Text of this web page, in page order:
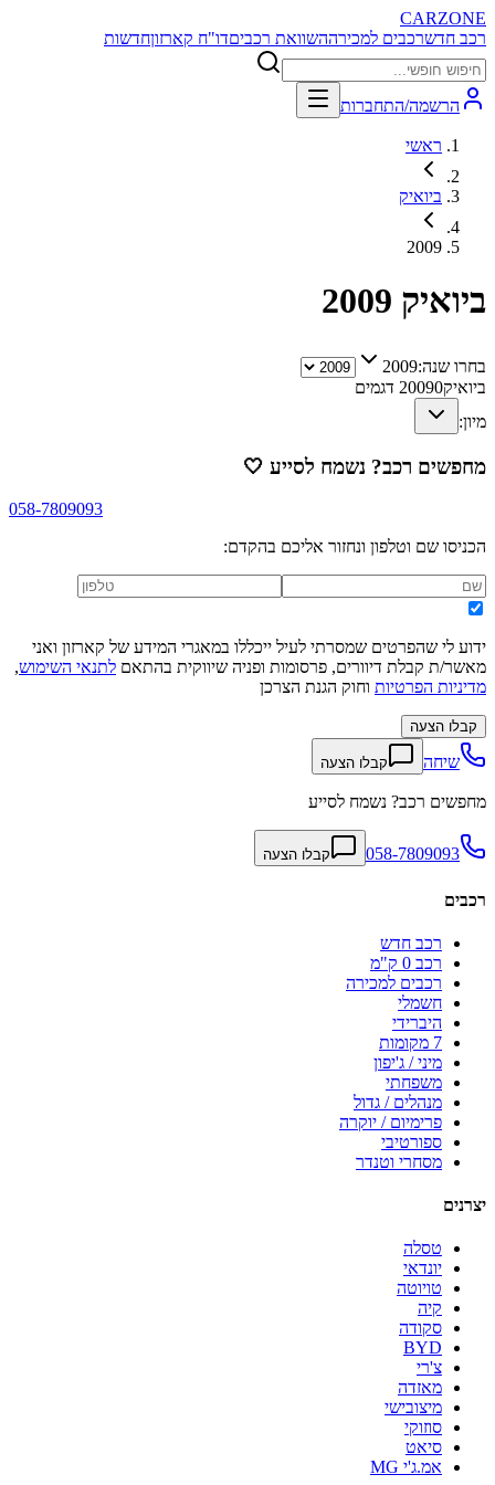
CARZONE
רכב חדשרכבים למכירההשוואת רכביםדו"ח קארזוןחדשות
הרשמה/התחברות
ראשי
ביואיק
2009
ביואיק 2009
בחרו שנה:2009
ביואיק 20090
דגמים
מיון:
מחפשים רכב? נשמח לסייע 🤍
058-7809093
הכניסו שם וטלפון ונחזור אליכם בהקדם:
ידוע לי שהפרטים שמסרתי לעיל ייכללו במאגרי המידע של קארזון ואני
מאשר/ת קבלת דיוורים, פרסומות ופניה שיווקית בהתאם לתנאי השימוש,
מדיניות הפרטיות וחוק הגנת הצרכן
קבלו הצעה
שיחה קבלו הצעה
מחפשים רכב? נשמח לסייע
058-7809093 קבלו הצעה
רכבים
רכב חדש
רכב 0 ק"מ
רכבים למכירה
חשמלי
היברידי
7 מקומות
מיני / ג'יפון
משפחתי
מנהלים / גדול
פרימיום / יוקרה
ספורטיבי
מסחרי וטנדר
יצרנים
טסלה
יונדאי
טויוטה
קיה
סקודה
BYD
צ'רי
מאזדה
מיצובישי
סוזוקי
סיאט
אמ.ג'י MG